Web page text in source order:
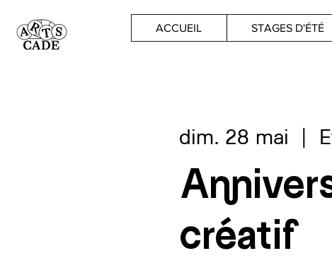
ACCUEIL STAGES D'ÉTÉ
dim. 28 mai
créatif